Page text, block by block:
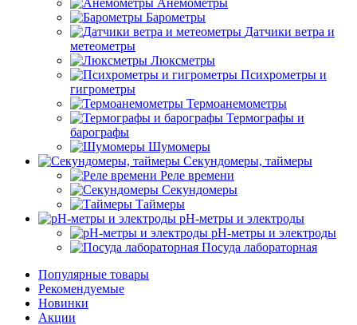
Анемометры
Барометры
Датчики ветра и
метеометры
Люксметры
Психрометры и
гигрометры
Термоанемометры
Термографы и
барографы
Шумомеры
Секундомеры, таймеры
Реле времени
Секундомеры
Таймеры
pH-метры и электроды
pH-метры и электроды
Посуда лабораторная
Популярные товары
Рекомендуемые
Новинки
Акции